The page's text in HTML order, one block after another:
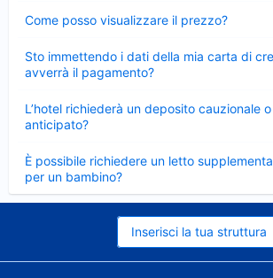
Come posso visualizzare il prezzo?
chiuso
Sto immettendo i dati della mia carta di
avverrà il pagamento?
chiuso
L’hotel richiederà un deposito cauzionale
anticipato?
chiuso
È possibile richiedere un letto
per un bambino?
Elemento
chiuso
Inserisci la tua struttura